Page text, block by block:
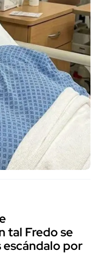
tal Fredo se
escándalo por